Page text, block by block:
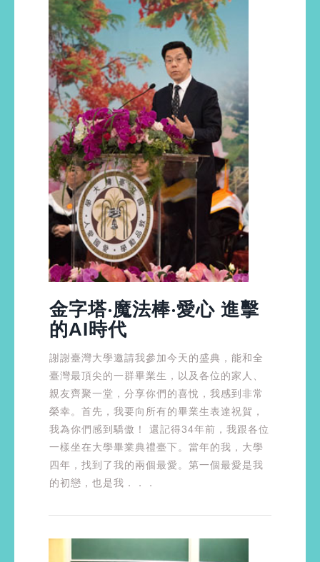
金字塔‧魔法棒‧愛心 進擊
的AI時代
謝謝臺灣大學邀請我參加今天的盛典，能和全
臺灣最頂尖的一群畢業生，以及各位的家人、
親友齊聚一堂，分享你們的喜悅，我感到非常
榮幸。首先，我要向所有的畢業生表達祝賀，
我為你們感到驕傲！ 還記得34年前，我跟各位
一樣坐在大學畢業典禮臺下。當年的我，大學
四年，找到了我的兩個最愛。第一個最愛是我
的初戀，也是我．．．